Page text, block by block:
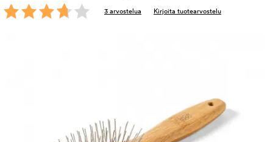
3 arvostelua Kirjoita tuotearvostelu